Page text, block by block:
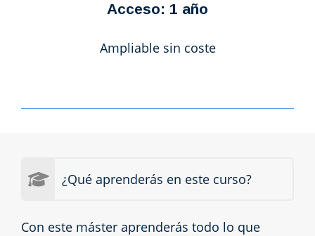
Acceso: 1 año
Ampliable sin coste
¿Qué aprenderás en este curso?
Con este máster aprenderás todo lo que